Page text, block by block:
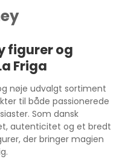
figurer og
Friga
nøje udvalgt sortiment
til både passionerede
Som dansk
autenticitet og et bredt
der bringer magien